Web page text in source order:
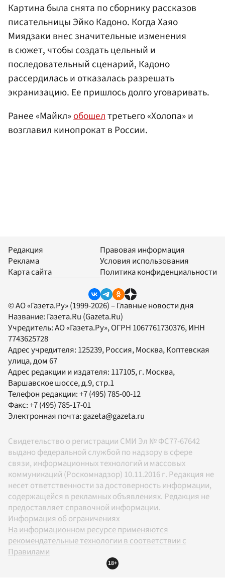
Картина была снята по сборнику рассказов
писательницы Эйко Кадоно. Когда Хаяо
Миядзаки внес значительные изменения
в сюжет, чтобы создать цельный и
последовательный сценарий, Кадоно
рассердилась и отказалась разрешать
экранизацию. Ее пришлось долго уговаривать.
Ранее «Майкл»обошелтретьего «Холопа» и
возглавил кинопрокат в России.
Редакция
Реклама
Карта сайта
Правовая информация
Условия использования
Политика конфиденциальности
© АО «Газета.Ру» (1999-2026) – Главные новости дня
Название: Газета.Ru (Gazeta.Ru)
Учредитель:АО «Газета.Ру», ОГРН 1067761730376, ИНН
7743625728
Адрес учредителя: 125239, Россия, Москва, Коптевская
улица, дом 67
Адрес редакции и издателя: 117105, г. Москва,
Варшавское шоссе, д.9, стр.1
Телефон редакции:+7 (495) 785-00-12
Факс:+7 (495) 785-17-01
Электронная почта: gazeta@gazeta.ru
Свидетельство о регистрации СМИ Эл № ФС77-67642
выдано федеральной службой по надзору в сфере
связи, информационных технологий и массовых
коммуникаций (Роскомнадзор) 10.11.2016 г. Редакция не
несет ответственности за достоверность информации,
содержащейся в рекламных объявлениях. Редакция не
предоставляет справочной информации.
Информация об ограничениях
На информационном ресурсе применяются
рекомендательные технологии в соответствии с
Правилами
18+